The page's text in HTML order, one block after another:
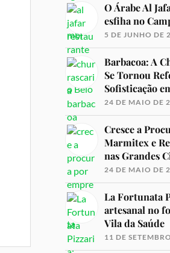
O Árabe Al
esfiha no
5 DE JUNHO DE
Barbacoa: A
Se Tornou
Sofisticação
24 DE MAIO DE
Cresce a
Marmitex e
nas Grandes
24 DE MAIO DE
La Fortunata
artesanal no
Vila da Saúde
11 DE